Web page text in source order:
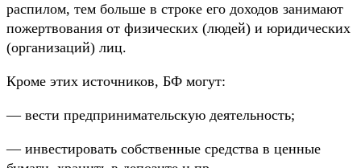
распилом, тем больше в строке его доходов занимают
пожертвования от физических (людей) и юридических
(организаций) лиц.
Кроме этих источников, БФ могут:
— вести предпринимательскую деятельность;
— инвестировать собственные средства в ценные